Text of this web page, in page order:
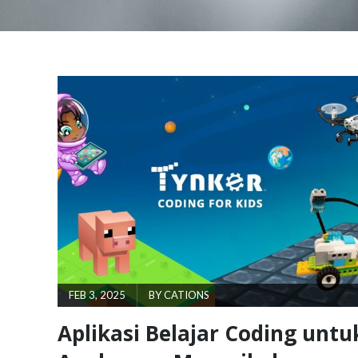
POSTED
ON
FEB 3, 2025 BYCATIONS
Aplikasi Belajar Coding